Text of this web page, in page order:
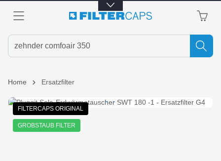
springen
Home Ersatzfilter
FILTERCAPS ORIGINAL
GROBSTAUB FILTER
Bildergalerie überspringen